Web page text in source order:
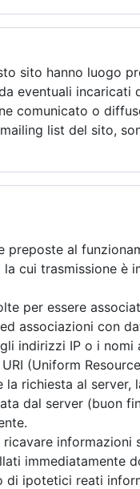
sito hanno luogo
eventuali incaricati
comunicato o
list del sito,
al
cui trasmissione
per essere
associazioni con
indirizzi IP o i
(Uniform
richiesta al
dal server (buon
immediatamente
ipotetici reati